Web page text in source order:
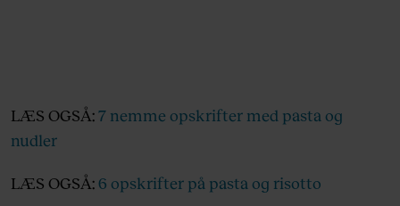
LÆS OGSÅ:7 nemme opskrifter med pasta og
nudler
LÆS OGSÅ:6 opskrifter på pasta og risotto